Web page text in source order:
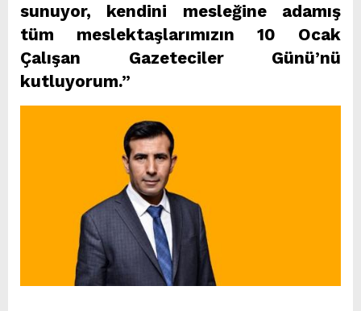
sunuyor, kendini mesleğine adamış
tüm meslektaşlarımızın 10 Ocak
Çalışan Gazeteciler Günü’nü
kutluyorum.”